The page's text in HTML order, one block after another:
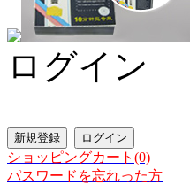
ログイン
ショッピングカート(0)
パスワードを忘れった方